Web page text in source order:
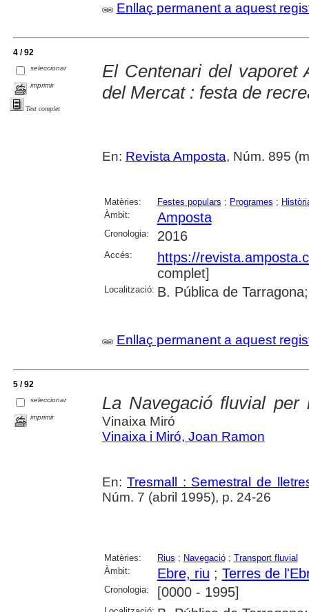
Enllaç permanent a aquest
4 / 92
seleccionar
imprimir
Text complet
El Centenari del vaporet
del Mercat : festa de
En: Revista Amposta, Núm. 895
Matèries: Festes populars ; Programes ;
Àmbit:
Amposta
Cronologia: 2016
Accés:
https://
complet]
Localització: B. Pública de
Enllaç permanent a aquest
5 / 92
seleccionar
imprimir
La Navegació fluvial
Vinaixa Miró
Vinaixa i Miró, Joan Ramon
En:Tresmall : Semestral de
Núm. 7 (abril 1995), p. 24-26
Matèries: Rius ; Navegació; Transport fluvial
Àmbit:
Ebre, riu ; Terres de
Cronologia: [0000 - 1995]